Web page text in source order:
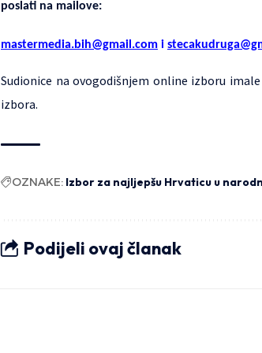
poslati na mailove:
mastermedia.bih@gmail.com i
Sudionice na ovogodišnjem online izboru
izbora.
OZNAKE: Izbor za najljepšu Hrvaticu u
Podijeli ovaj članak